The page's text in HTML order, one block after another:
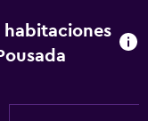
habitaciones